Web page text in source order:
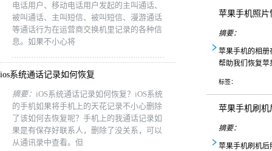
电话用户、移动电话用户发起的主叫通话、
被叫通话、主叫短信、被叫短信、漫游通话
等通话行为在运营商交换机里记录的各种信
息。如果不小心将
ios系统通话记录如何恢复
摘要： iOS系统通话记录如何恢复？iOS系统
的手机如果将手机上的天花记录不小心删除
了该如何去恢复呢？手机上的我通话记录如
果是有保存好联系人，删除了没关系，可以
从通讯录中查看。但
苹果手机照
摘要：
苹果手机的相册
帮助我们恢复苹
标签：
苹果手机刷
摘要：
苹果手机刷机后